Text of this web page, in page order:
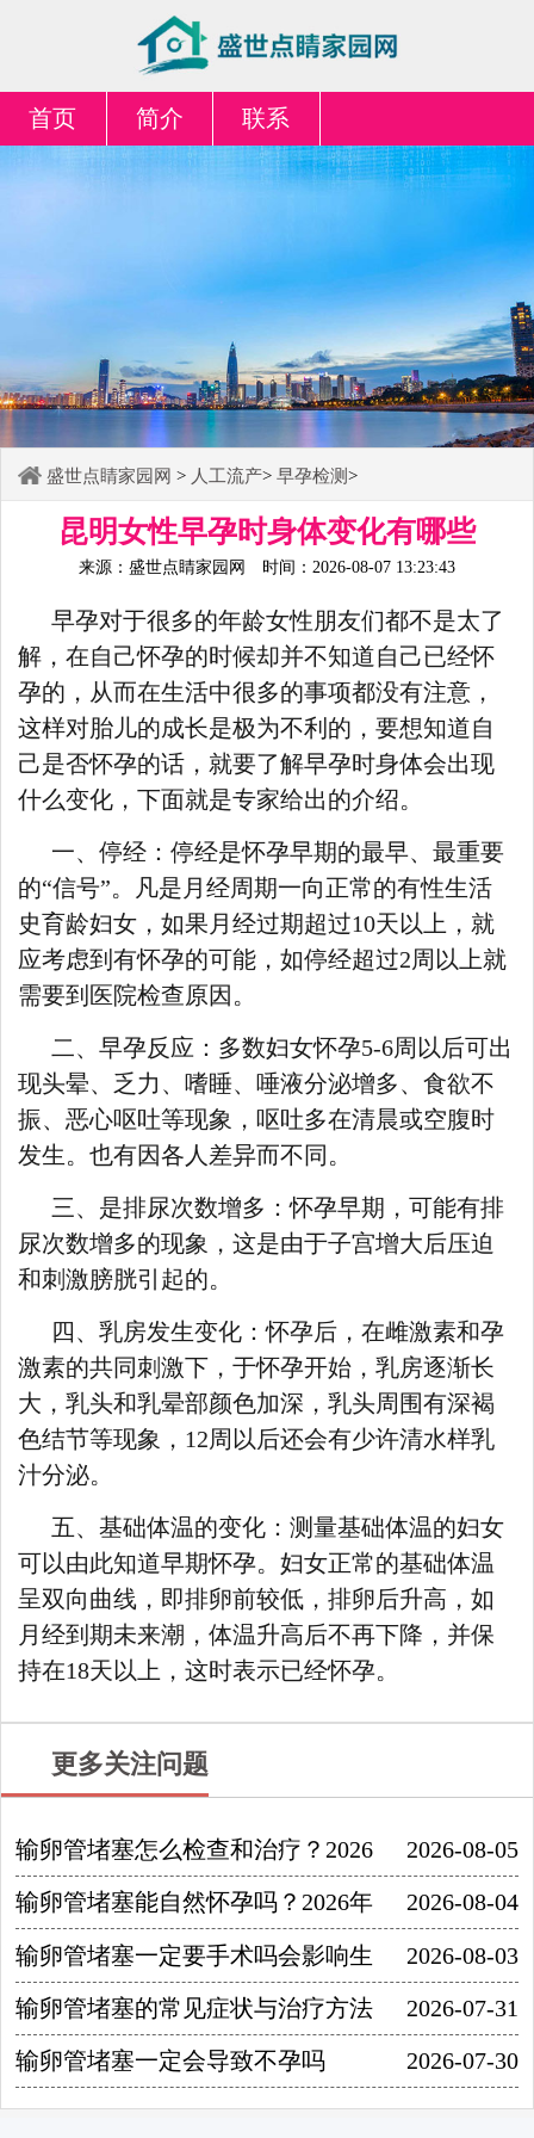
首页 简介 联系
盛世点睛家园网 > 人工流产>早孕检测>
昆明女性早孕时身体变化有哪些
来源： 盛世点睛家园网 时间：2026-08-07 13:23:43
早孕对于很多的年龄女性朋友们都不是太了
解，在自己怀孕的时候却并不知道自己已经怀
孕的，从而在生活中很多的事项都没有注意，
这样对胎儿的成长是极为不利的，要想知道自
己是否怀孕的话，就要了解早孕时身体会出现
什么变化，下面就是专家给出的介绍。
一、停经：停经是怀孕早期的最早、最重要
的“信号”。凡是月经周期一向正常的有性生活
史育龄妇女，如果月经过期超过10天以上，就
应考虑到有怀孕的可能，如停经超过2周以上就
需要到医院检查原因。
二、早孕反应：多数妇女怀孕5-6周以后可出
现头晕、乏力、嗜睡、唾液分泌增多、食欲不
振、恶心呕吐等现象，呕吐多在清晨或空腹时
发生。也有因各人差异而不同。
三、是排尿次数增多：怀孕早期，可能有排
尿次数增多的现象，这是由于子宫增大后压迫
和刺激膀胱引起的。
四、乳房发生变化：怀孕后，在雌激素和孕
激素的共同刺激下，于怀孕开始，乳房逐渐长
大，乳头和乳晕部颜色加深，乳头周围有深褐
色结节等现象，12周以后还会有少许清水样乳
汁分泌。
五、基础体温的变化：测量基础体温的妇女
可以由此知道早期怀孕。妇女正常的基础体温
呈双向曲线，即排卵前较低，排卵后升高，如
月经到期未来潮，体温升高后不再下降，并保
持在18天以上，这时表示已经怀孕。
更多关注问题
输卵管堵塞怎么检查和治疗？2026 2026-08-05
输卵管堵塞能自然怀孕吗？2026年 2026-08-04
输卵管堵塞一定要手术吗会影响生 2026-08-03
输卵管堵塞的常见症状与治疗方法 2026-07-31
输卵管堵塞一定会导致不孕吗 2026-07-30